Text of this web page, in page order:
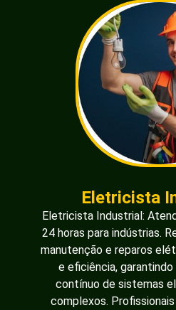
Eletricista
Eletricista Industrial:
24 horas para indústrias.
manutenção e reparos
e eficiência,
contínuo de sistemas
complexos.